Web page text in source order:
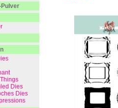
Pulver
Dies
Dies